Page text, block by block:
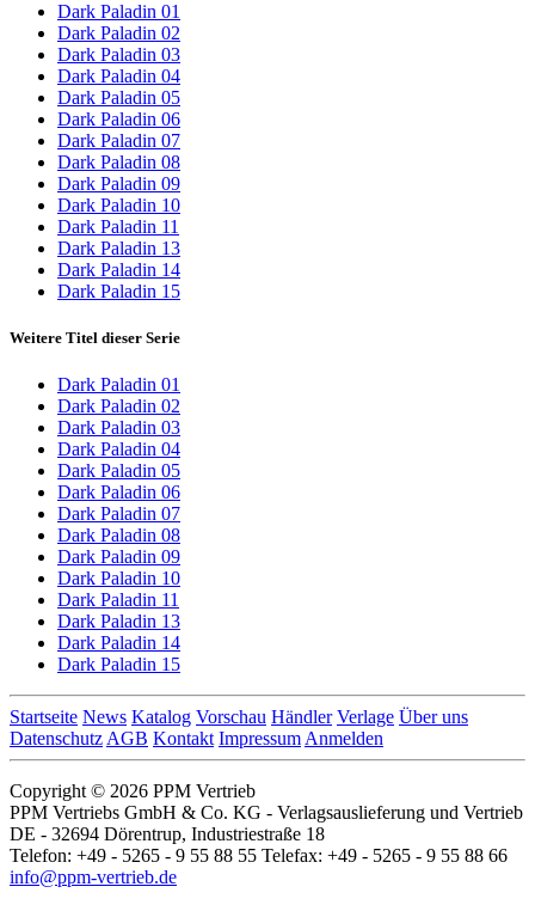
Dark Paladin 01
Dark Paladin 02
Dark Paladin 03
Dark Paladin 04
Dark Paladin 05
Dark Paladin 06
Dark Paladin 07
Dark Paladin 08
Dark Paladin 09
Dark Paladin 10
Dark Paladin 11
Dark Paladin 13
Dark Paladin 14
Dark Paladin 15
Weitere Titel dieser Serie
Dark Paladin 01
Dark Paladin 02
Dark Paladin 03
Dark Paladin 04
Dark Paladin 05
Dark Paladin 06
Dark Paladin 07
Dark Paladin 08
Dark Paladin 09
Dark Paladin 10
Dark Paladin 11
Dark Paladin 13
Dark Paladin 14
Dark Paladin 15
Startseite News Katalog Vorschau Händler Verlage Über uns
Datenschutz AGB Kontakt Impressum Anmelden
Copyright © 2026 PPM Vertrieb
PPM Vertriebs GmbH & Co. KG - Verlagsauslieferung und Vertrieb
DE - 32694 Dörentrup, Industriestraße 18
Telefon: +49 - 5265 - 9 55 88 55 Telefax: +49 - 5265 - 9 55 88 66
info@ppm-vertrieb.de